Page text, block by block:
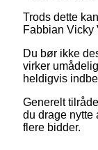
Trods dette
Fabbian Vicky
Du bør ikke
virker
heldigvis
Generelt
du drage nytte
flere bidder.